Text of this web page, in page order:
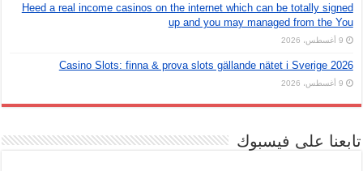
Heed a real income casinos on the internet which can be totally signed
up and you may managed from the You
9 أغسطس، 2026
Casino Slots: finna & prova slots gällande nätet i Sverige 2026
9 أغسطس، 2026
تابعنا على فيسبوك